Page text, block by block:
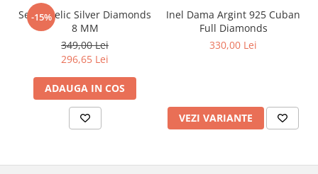
-15%
Set Angelic Silver Diamonds
8 MM
349,00 Lei
296,65 Lei
ADAUGA IN COS
Inel Dama Argint 925 Cuban
Full Diamonds
330,00 Lei
VEZI VARIANTE